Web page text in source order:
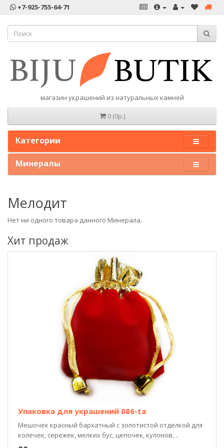
+7-925-755-64-71
магазин украшений из натуральных камней
0 (0р.)
Категории
Минералы
Мелодит
Нет ни одного товара данного Минерала.
Хит продаж
Упаковка для украшений 086-ta
Мешочек красный бархатный с золотистой отделкой для
колечек, сережек, мелких бус, цепочек, кулонов, ..